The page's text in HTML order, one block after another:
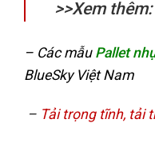
>>Xem thêm:
– Các mẫu Pallet
BlueSky Việt Nam
– Tải trọng tĩnh, tải